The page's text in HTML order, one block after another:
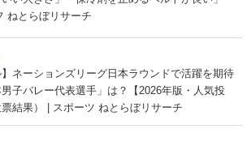
ねとらぼリサーチ
】ネーションズリーグ日本ラウンドで活躍を期待
子バレー代表選手」は？【2026年版・人気投
結果） | スポーツ ねとらぼリサーチ